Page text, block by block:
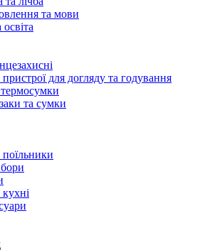
та мови
для догляду та годування
та сумки